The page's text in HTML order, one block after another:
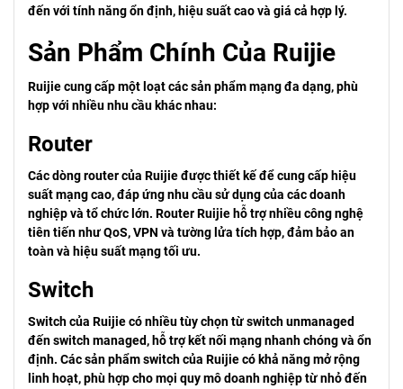
đến với tính năng ổn định, hiệu suất cao và giá cả hợp lý.
Sản Phẩm Chính Của Ruijie
Ruijie cung cấp một loạt các sản phẩm mạng đa dạng, phù
hợp với nhiều nhu cầu khác nhau:
Router
Các dòng router của Ruijie được thiết kế để cung cấp hiệu
suất mạng cao, đáp ứng nhu cầu sử dụng của các doanh
nghiệp và tổ chức lớn. Router Ruijie hỗ trợ nhiều công nghệ
tiên tiến như QoS, VPN và tường lửa tích hợp, đảm bảo an
toàn và hiệu suất mạng tối ưu.
Switch
Switch của Ruijie có nhiều tùy chọn từ switch unmanaged
đến switch managed, hỗ trợ kết nối mạng nhanh chóng và ổn
định. Các sản phẩm switch của Ruijie có khả năng mở rộng
linh hoạt, phù hợp cho mọi quy mô doanh nghiệp từ nhỏ đến